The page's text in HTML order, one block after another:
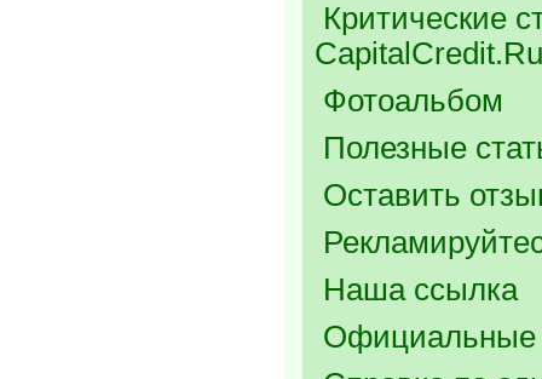
Критические
CapitalCredit.Ru
Фотоальбом
Полезные
Оставить
Наша ссылка
Официальные